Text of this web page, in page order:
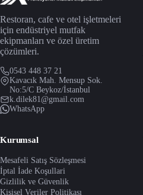
Restoran, cafe ve otel işletmeleri
için endüstriyel mutfak
ekipmanları ve özel üretim
çözümleri.
0543 448 37 21
Kavacık Mah. Mensup Sok.
No:5/C Beykoz/İstanbul
k.dilek81@gmail.com
WhatsApp
Kurumsal
Mesafeli Satış Sözleşmesi
İptal İade Koşullari
Gizlilik ve Güvenlik
Kişisel Veriler Politikası